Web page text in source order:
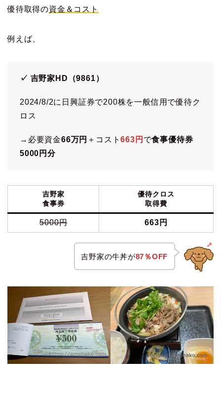
優待取得の資金＆コスト
例えば、
✓ 吉野家HD（9861）
2024/8/2に日興証券で200株を一般信用で優待ク
ロス
→必要資金66万円 ＋コスト663円 で食事優待券
5000円分
吉野家
食事券
優待クロス
取得費
5000円 663 円
吉野家の牛丼が87％OFF